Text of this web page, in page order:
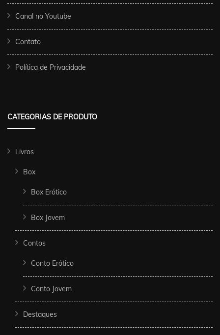
Canal no Youtube
Contato
Política de Privacidade
CATEGORIAS DE PRODUTO
Livros
Box
Box Erótico
Box Jovem
Contos
Conto Erótico
Conto Jovem
Destaques